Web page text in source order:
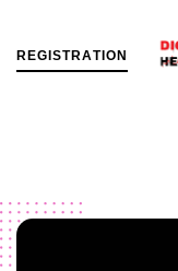
R EG STRAT O N